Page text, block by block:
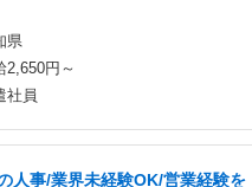
県
2,650円～
社員
人事/業界未経験OK/営業経験を